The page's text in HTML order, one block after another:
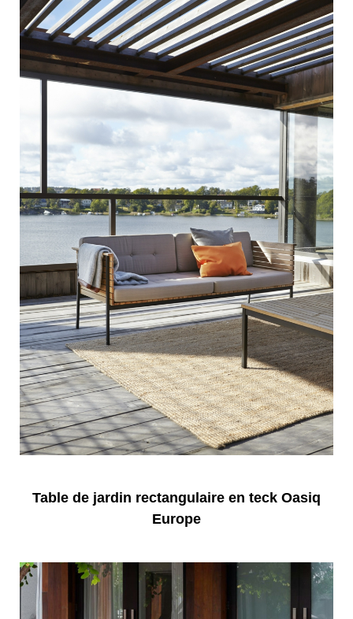
Table de jardin rectangulaire en teck Oasiq
Europe